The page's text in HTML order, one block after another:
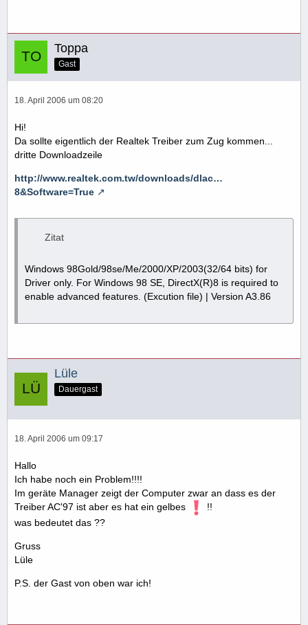
Toppa
Gast
18. April 2006 um 08:20
Hi!
Da sollte eigentlich der Realtek Treiber zum Zug kommen...
dritte Downloadzeile
http://www.realtek.com.tw/downloads/dlac…
8&Software=True
Zitat
Windows 98Gold/98se/Me/2000/XP/2003(32/64 bits) for
Driver only. For Windows 98 SE, DirectX(R)8 is required to
enable advanced features. (Excution file) | Version A3.86
Lüle
Dauergast
18. April 2006 um 09:17
Hallo
Ich habe noch ein Problem!!!!
Im geräte Manager zeigt der Computer zwar an dass es der
Treiber AC'97 ist aber es hat ein gelbes
!!
was bedeutet das ??
Gruss
Lüle
P.S. der Gast von oben war ich!